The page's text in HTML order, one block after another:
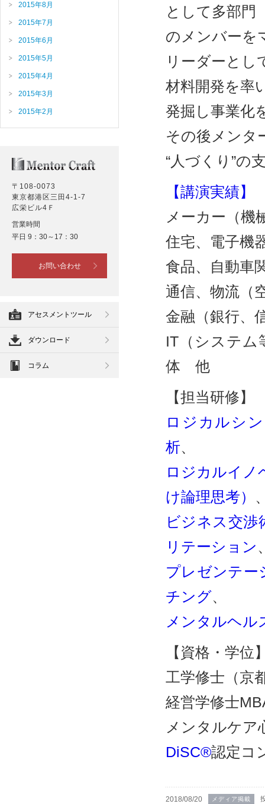
として多部門
のメンバーを
リーダーとし
材料開発を率
発掘し事業化
その後メンタ
“人づくり”の
【講演実績】
メーカー（機
住宅、電子機
食品、自動車
通信、物流（
金融（銀行、
IT（システム
体 他
【担当研修】
ロジカルシ
析、
ロジカルイノ
け論理思考）
ビジネス交渉
リテーション
プレゼンテー
チング、
メンタルヘル
【資格・学位
工学修士（京
経営学修士
メンタルケア
DiSC®認定コ
2018/08/20 メディア掲載
2015年8月
2015年7月
2015年6月
2015年5月
2015年4月
2015年3月
2015年2月
〒108-0073
東京都港区三田4-1-7
広栄ビル4Ｆ
営業時間
平日 9：30～17：30
お問い合わせ
アセスメントツール
ダウンロード
コラム